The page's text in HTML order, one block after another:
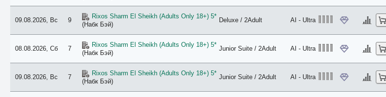
09.08.2026, Вс 9
Rixos Sharm El Sheikh (Adults Only 18+) 5*
(Набк Бэй)
Deluxe / 2Adult AI - Ultra
08.08.2026, Сб 7
Rixos Sharm El Sheikh (Adults Only 18+) 5*
(Набк Бэй)
Junior Suite / 2Adult AI - Ultra
09.08.2026, Вс 7
Rixos Sharm El Sheikh (Adults Only 18+) 5*
(Набк Бэй)
Junior Suite / 2Adult AI - Ultra